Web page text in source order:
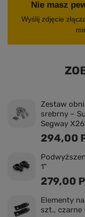
Nie masz
Wyślij zdjęcie
Zestaw
srebrny –
Segway
294,00
1"
279,00
Elementy
szt., czarne